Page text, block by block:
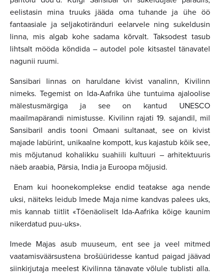
eelistasin mina truuks jääda oma tuhande ja ühe öö
fantaasiale ja seljakotiränduri eelarvele ning sukeldusin
linna, mis algab kohe sadama kõrvalt. Taksodest tasub
lihtsalt mööda kõndida – autodel pole kitsastel tänavatel
nagunii ruumi.
Sansibari linnas on haruldane kivist vanalinn, Kivilinn
nimeks. Tegemist on Ida-Aafrika ühe tuntuima ajaloolise
mälestusmärgiga ja see on kantud UNESCO
maailmapärandi nimistusse. Kivilinn rajati 19. sajandil, mil
Sansibaril andis tooni Omaani sultanaat, see on kivist
majade labürint, unikaalne kompott, kus kajastub kõik see,
mis mõjutanud kohalikku suahiili kultuuri – arhitektuuris
näeb araabia, Pärsia, India ja Euroopa mõjusid.
Enam kui hoonekomplekse endid teatakse aga nende
uksi, näiteks leidub Imede Maja nime kandvas palees uks,
mis kannab tiitlit «Tõenäoliselt Ida-Aafrika kõige kaunim
nikerdatud puu-uks».
Imede Majas asub muuseum, ent see ja veel mitmed
vaatamisväärsustena brošüüridesse kantud paigad jäävad
siinkirjutaja meelest Kivilinna tänavate võlule tublisti alla.